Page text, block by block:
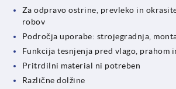
Za odpravo ostrine, prevleko in
robov
Področja uporabe: strojegradnja,
Funkcija tesnjenja pred vlago, prahom
Pritrdilni material ni potreben
Različne dolžine